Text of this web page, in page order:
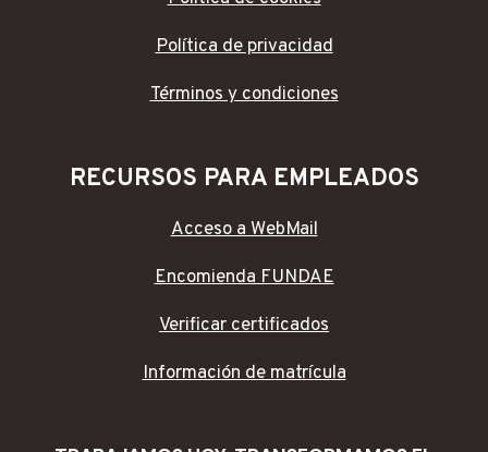
Política de privacidad
Términos y condiciones
RECURSOS PARA EMPLEADOS
Acceso a WebMail
Encomienda FUNDAE
Verificar certificados
Información de matrícula